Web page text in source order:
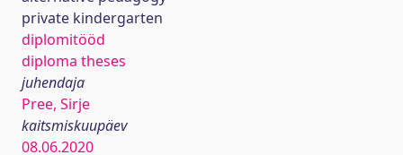
private kindergarten
diplomitööd
diploma theses
juhendaja
Pree, Sirje
kaitsmiskuupäev
08.06.2020